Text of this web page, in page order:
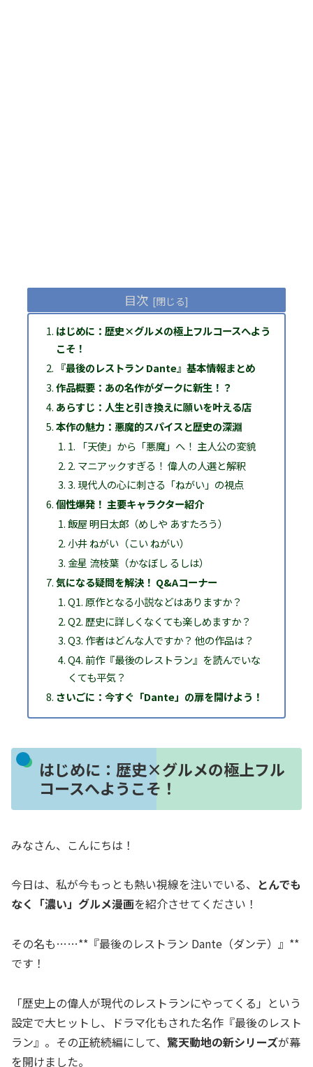
目次
はじめに：歴史×グルメの極上フルコースへよう
こそ！
『最後のレストラン Dante』基本情報まとめ
作品概要：あの名作がダークに新生！？
あらすじ：人生と引き換えに願いを叶える店
本作の魅力：悪魔的スパイスと歴史の深淵
1. 「天使」から「悪魔」へ！ 主人公の変貌
2. マニアックすぎる！ 偉人の人選と解釈
3. 現代人の心に刺さる「ねがい」の視点
個性爆発！ 主要キャラクター紹介
飯屋 明日太郎（めしや あすたろう）
小井 ねがい（こい ねがい）
金星 流枝葉（かなぼし るしは）
気になる疑問を解決！ Q&Aコーナー
Q1. 原作となる小説などはありますか？
Q2. 歴史に詳しくなくても楽しめますか？
Q3. 作者はどんな人ですか？ 他の作品は？
Q4. 前作『最後のレストラン』を読んでいな
くても平気？
さいごに：今すぐ「Dante」の扉を開けよう！
はじめに：歴史×グルメの極上フル
コースへようこそ！
みなさん、こんにちは！
今日は、私が今もっとも熱い視線を注いでいる、 とんでも
なく「濃い」グルメ漫画を紹介させてください！
その名も……**『最後のレストラン Dante（ダンテ）』**
です！
「歴史上の偉人が現代のレストランにやってくる」という
設定で大ヒットし、ドラマ化もされた名作『最後のレスト
ラン』。その正統続編にして、 驚天動地の新シリーズが幕
を開けました。